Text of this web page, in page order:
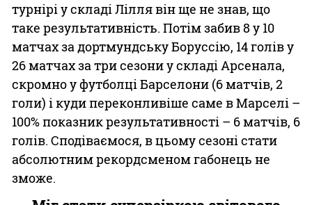
турнірі у складі Лілля він ще не знав, що
таке результативність. Потім забив 8 у 10
матчах за дортмундську Боруссію, 14 голів у
26 матчах за три сезони у складі Арсенала,
скромно у футболці Барселони (6 матчів, 2
голи) і куди переконливіше саме в Марселі –
100% показник результативності – 6 матчів, 6
голів. Сподіваємося, в цьому сезоні стати
абсолютним рекордсменом габонець не
зможе.